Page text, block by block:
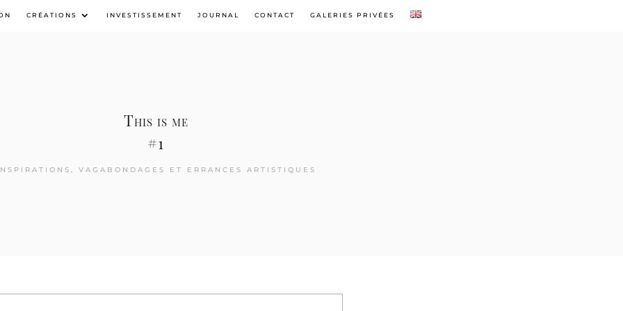
CRÉATIONS INVESTISSEMENT JOURNAL CONTACT GALERIES PRIVÉES
This is me
#1
VAGABONDAGES ET ERRANCES ARTISTIQUES